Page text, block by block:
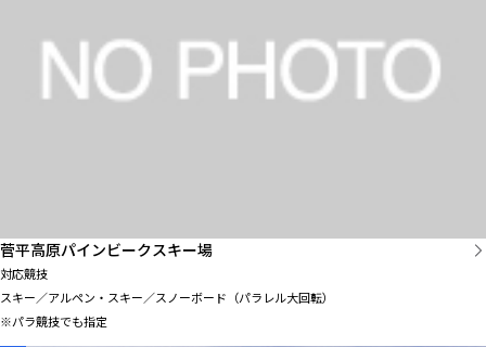
菅平高原パインビークスキー場
対応競技
スキー／アルペン・スキー／スノーボード（パラレル大回転）
※パラ競技でも指定